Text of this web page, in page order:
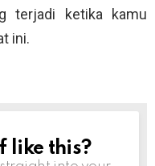
terjadi ketika kamu
ini.
like this?